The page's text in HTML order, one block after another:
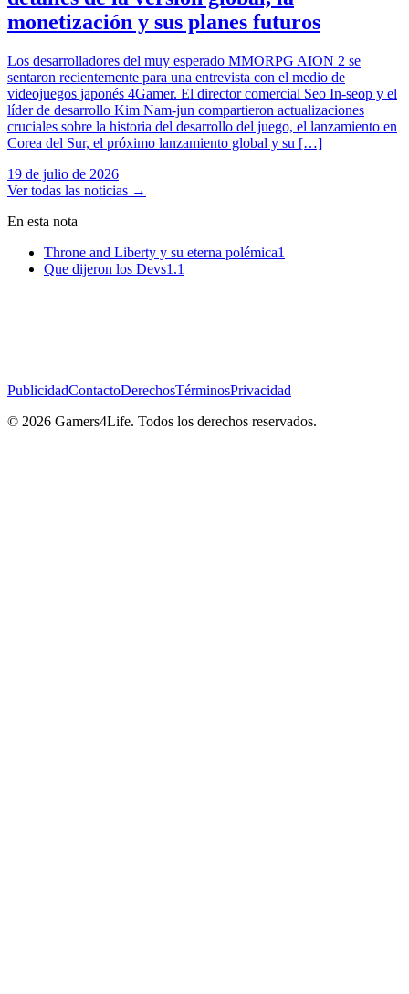
monetización y sus planes futuros
Los desarrolladores del muy esperado MMORPG AION 2 se
sentaron recientemente para una entrevista con el medio de
videojuegos japonés 4Gamer. El director comercial Seo In-seop y el
líder de desarrollo Kim Nam-jun compartieron actualizaciones
cruciales sobre la historia del desarrollo del juego, el lanzamiento en
Corea del Sur, el próximo lanzamiento global y su […]
19 de julio de 2026
Ver todas las noticias →
En esta nota
Throne and Liberty y su eterna polémica1
Que dijeron los Devs1.1
PublicidadContactoDerechosTérminosPrivacidad
© 2026 Gamers4Life. Todos los derechos reservados.